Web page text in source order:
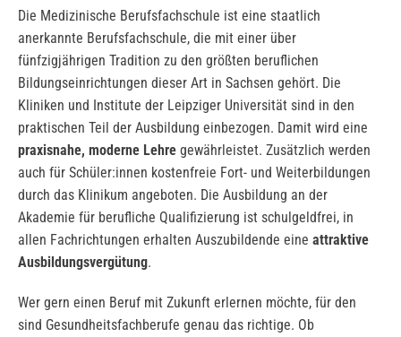
Die Medizinische Berufsfachschule ist eine staatlich
anerkannte Berufsfachschule, die mit einer über
fünfzigjährigen Tradition zu den größten beruflichen
Bildungseinrichtungen dieser Art in Sachsen gehört. Die
Kliniken und Institute der Leipziger Universität sind in den
praktischen Teil der Ausbildung einbezogen. Damit wird eine
praxisnahe, moderne Lehre gewährleistet. Zusätzlich werden
auch für Schüler:innen kostenfreie Fort- und Weiterbildungen
durch das Klinikum angeboten. Die Ausbildung an der
Akademie für berufliche Qualifizierung ist schulgeldfrei, in
allen Fachrichtungen erhalten Auszubildende eine attraktive
Ausbildungsvergütung.
Wer gern einen Beruf mit Zukunft erlernen möchte, für den
sind Gesundheitsfachberufe genau das richtige. Ob